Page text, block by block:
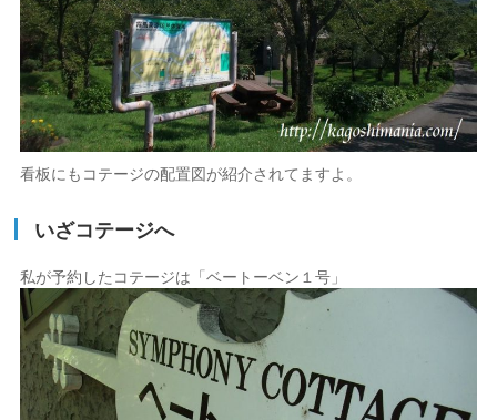
看板にもコテージの配置図が紹介されてますよ。
いざコテージへ
私が予約したコテージは「ベートーベン１号」